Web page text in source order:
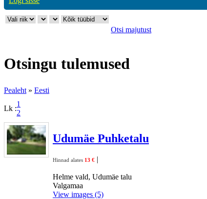
Otsi majutust
Otsingu tulemused
Pealeht » Eesti
Lk :
1
2
Udumäe Puhketalu
Hinnad alates 13 € |
Helme vald, Udumäe talu
Valgamaa
View images (5)